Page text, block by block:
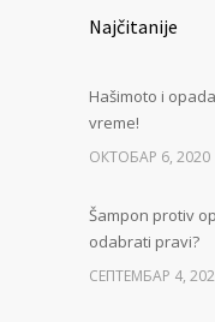
Najčitanije
Hašimoto i
vreme!
ОКТОБАР 6, 2020
Šampon protiv
odabrati pravi?
СЕПТЕМБАР 4,